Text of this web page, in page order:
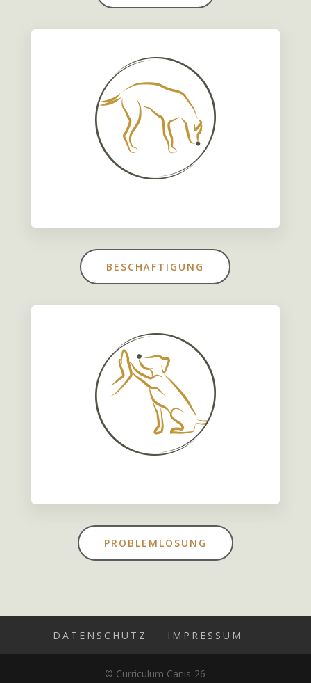
BESCHÄFTIGUNG
PROBLEMLÖSUNG
DATENSCHUTZ IMPRESSUM
© Curriculum Canis-26